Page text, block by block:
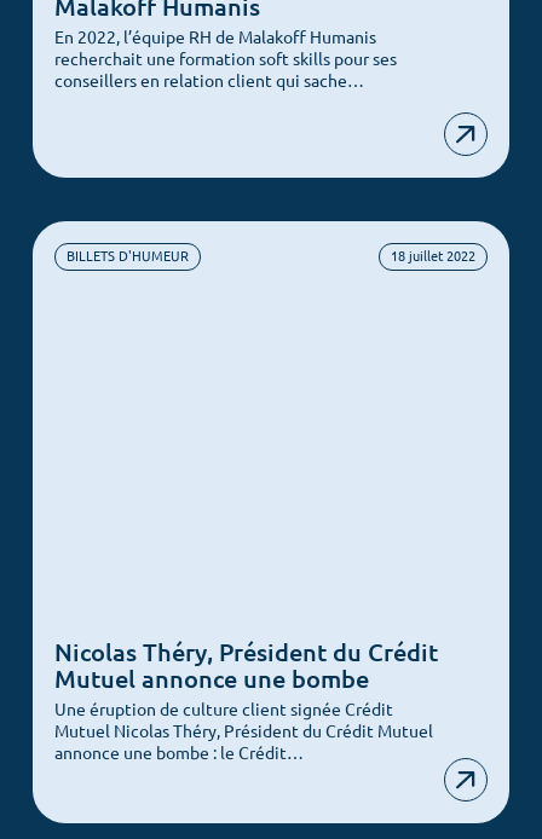
Malakoff Humanis
En 2022, l’équipe RH de Malakoff Humanis
recherchait une formation soft skills pour ses
conseillers en relation client qui sache…
BILLETS D'HUMEUR 18 juillet 2022
Nicolas Théry, Président du Crédit
Mutuel annonce une bombe
Une éruption de culture client signée Crédit
Mutuel Nicolas Théry, Président du Crédit Mutuel
annonce une bombe : le Crédit…